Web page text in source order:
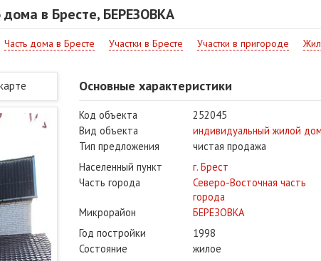
в Бресте, БЕРЕЗОВКА
Часть дома в Бресте Участки в Бресте Участки в пригороде
Основные характеристики
Код объекта
252045
Вид объекта
индивидуальный жилой дом
Тип предложения
чистая продажа
Населенный пункт
г. Брест
Часть города
Северо-Восточная часть
города
Микрорайон
БЕРЕЗОВКА
Год постройки
1998
Состояние
жилое